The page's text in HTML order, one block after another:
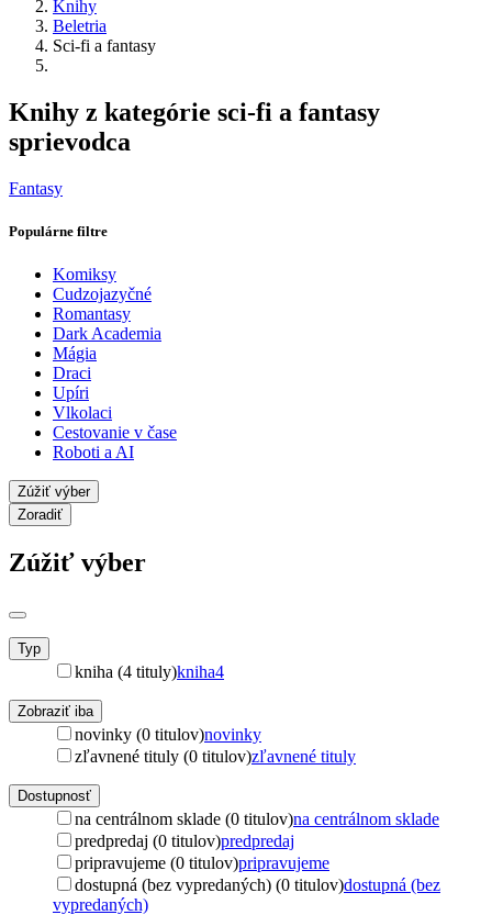
Knihy
Beletria
Sci-fi a fantasy
Knihy z kategórie sci-fi a fantasy
sprievodca
Fantasy
Populárne filtre
Komiksy
Cudzojazyčné
Romantasy
Dark Academia
Mágia
Draci
Upíri
Vlkolaci
Cestovanie v čase
Roboti a AI
Zúžiť výber
Zoradiť
Zúžiť výber
Typ
kniha (4 tituly)kniha4
Zobraziť iba
novinky (0 titulov)novinky
zľavnené tituly (0 titulov)zľavnené tituly
Dostupnosť
na centrálnom sklade (0 titulov)na centrálnom sklade
predpredaj (0 titulov)predpredaj
pripravujeme (0 titulov)pripravujeme
dostupná (bez vypredaných) (0 titulov)dostupná (bez
vypredaných)